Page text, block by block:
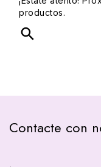
productos.
search
Contacte con